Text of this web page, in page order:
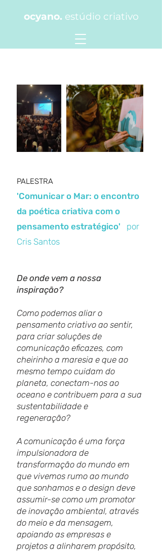
ocyano. estúdio criativo
PALESTRA
'Comunicar o Mar: o encontro
da poética criativa com o
pensamento estratégico'
por
Cris Santos
De onde vem a nossa
inspiração?
Como podemos aliar o
pensamento criativo ao sentir,
para criar soluções de
comunicação eficazes, com
cheirinho a maresia e que ao
mesmo tempo cuidam do
planeta, conectam-nos ao
oceano e contribuem para a sua
sustentabilidade e
regeneração?
A comunicação é uma força
impulsionadora de
transformação do mundo em
que vivemos rumo ao mundo
que sonhamos e o design deve
assumir-se como um promotor
de inovação ambiental, através
do meio e da mensagem,
apoiando as empresas e
projetos a alinharem propósito,